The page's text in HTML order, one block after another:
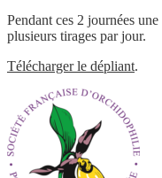
Pendant ces 2 journées
plusieurs tirages par jour.
Télécharger le dépliant.